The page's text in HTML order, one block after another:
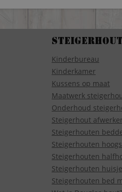
Steigerhout
Kinderbureau
Kinderkamer
Kussens op maat
Maatwerk
Onderhoud
Steigerhout
Steigerhouten
Steigerhouten
Steigerhouten
Steigerhouten
Steigerhouten bed